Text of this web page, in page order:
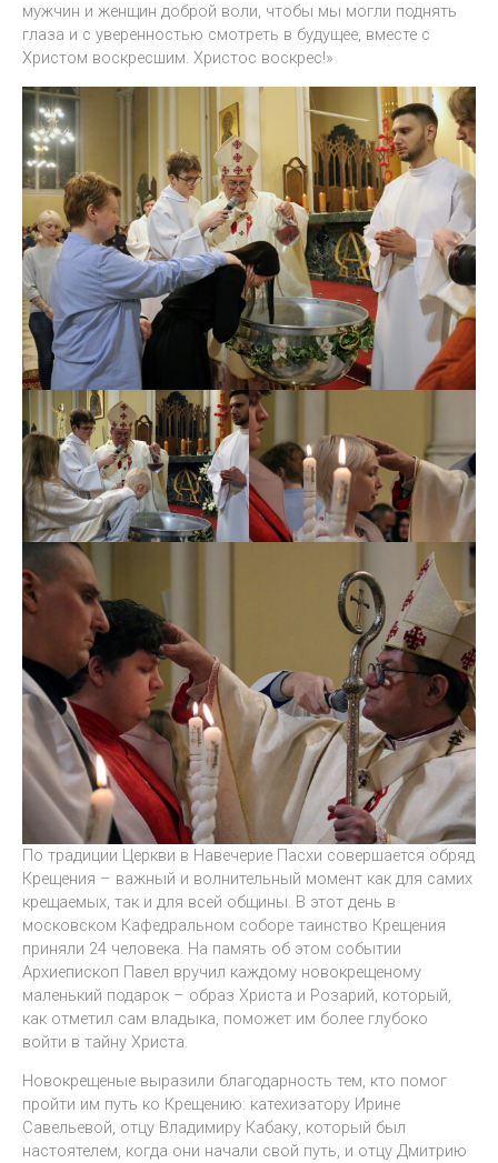
мужчин и женщин доброй воли, чтобы мы могли поднять
глаза и с уверенностью смотреть в будущее, вместе с
Христом воскресшим. Христос воскрес!»
По традиции Церкви в Навечерие Пасхи совершается обряд
Крещения – важный и волнительный момент как для самих
крещаемых, так и для всей общины. В этот день в
московском Кафедральном соборе таинство Крещения
приняли 24 человека. На память об этом событии
Архиепископ Павел вручил каждому новокрещеному
маленький подарок – образ Христа и Розарий, который,
как отметил сам владыка, поможет им более глубоко
войти в тайну Христа.
Новокрещеные выразили благодарность тем, кто помог
пройти им путь ко Крещению: катехизатору Ирине
Савельевой, отцу Владимиру Кабаку, который был
настоятелем, когда они начали свой путь, и отцу Дмитрию